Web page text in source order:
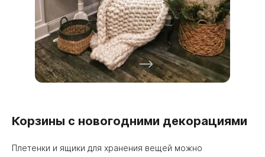
Корзины с новогодними декорациями
Плетенки и ящики для хранения вещей можно